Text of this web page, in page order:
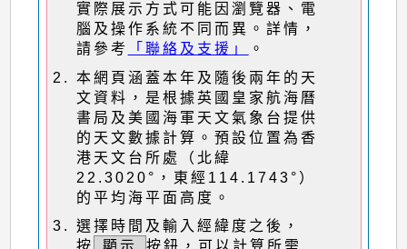
實際展示方式可能因瀏覽器、電
腦及操作系統不同而異。詳情，
請參考
「聯絡及支援」
。
本網頁涵蓋本年及隨後兩年的天
文資料，是根據英國皇家航海曆
書局及美國海軍天文氣象台提供
的天文數據計算。預設位置為香
港天文台所處（北緯
22.3020°，東經114.1743°）
的平均海平面高度。
選擇時間及輸入經緯度之後，